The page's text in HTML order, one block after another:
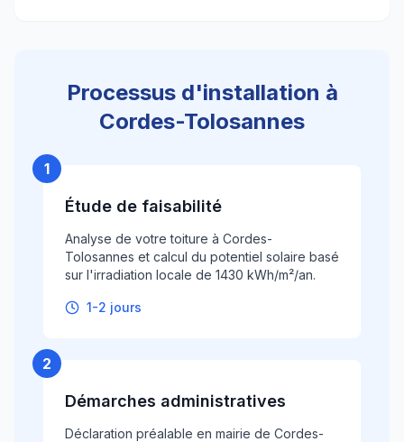
Processus d'installation à
Cordes-Tolosannes
1
Étude de faisabilité
Analyse de votre toiture à Cordes-
Tolosannes et calcul du potentiel solaire basé
sur l'irradiation locale de 1430 kWh/m²/an.
1-2 jours
2
Démarches administratives
Déclaration préalable en mairie de Cordes-